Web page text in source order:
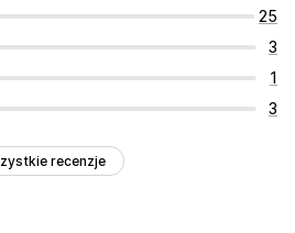
25
3
1
3
recenzje